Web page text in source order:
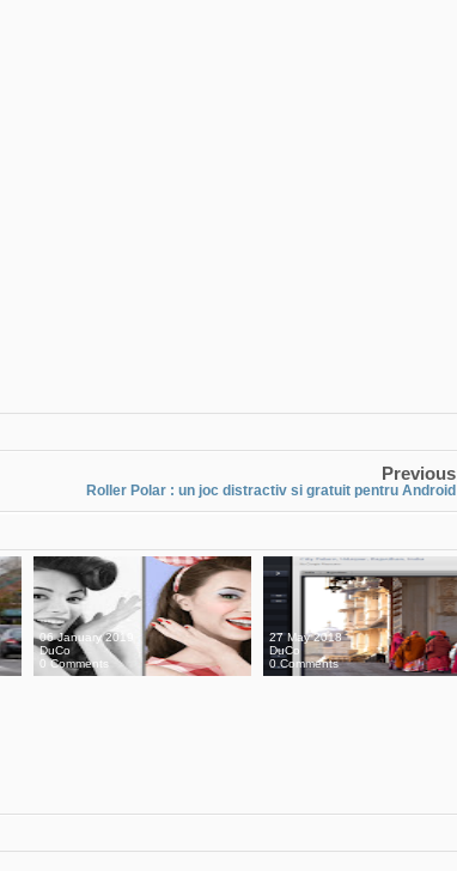
Previous
Roller Polar : un joc distractiv si gratuit pentru Android
06 January 2019
DuCo
0 Comments
27 May 2018
DuCo
0 Comments